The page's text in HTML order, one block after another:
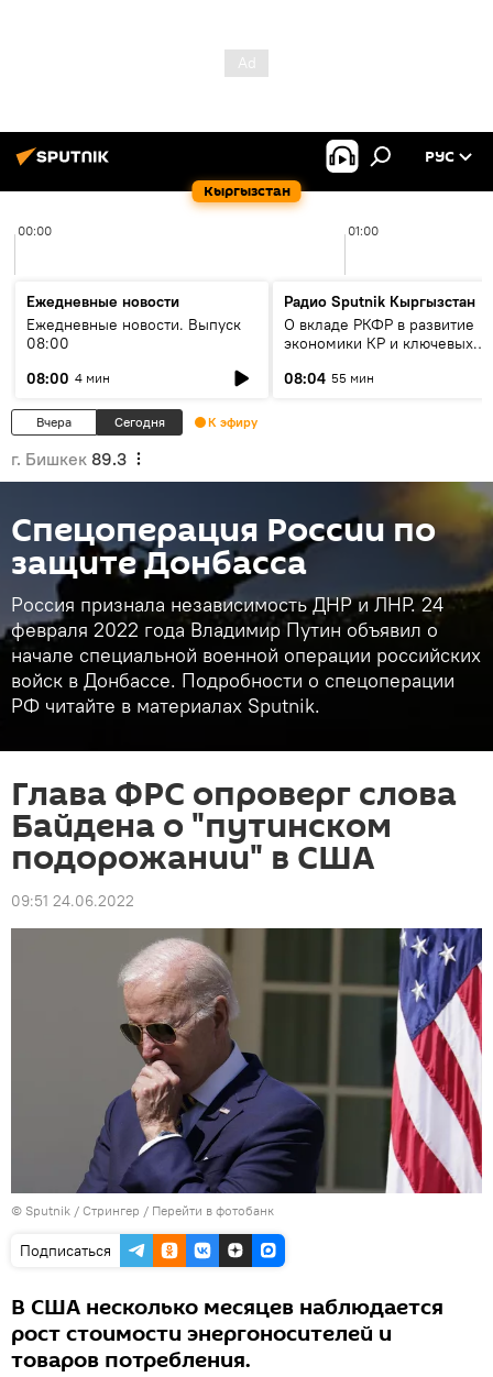
Кыргызстан
РУС
00:00 01:00
Ежедневные новости
Ежедневные новости. Выпуск
08:00
08:00 4 мин
Радио Sputnik Кыргызстан
О вкладе РКФР в развитие
экономики КР и ключевых
08:04 55 мин
Вчера Сегодня К эфиру
г. Бишкек 89.3
Спецоперация России по
защите Донбасса
Россия признала независимость ДНР и ЛНР. 24
февраля 2022 года Владимир Путин объявил о
начале специальной военной операции российских
войск в Донбассе. Подробности о спецоперации
РФ читайте в материалах Sputnik.
Глава ФРС опроверг слова
Байдена о "путинском
подорожании" в США
09:51 24.06.2022
© Sputnik / Стрингер / Перейти в фотобанк
Подписаться
В США несколько месяцев наблюдается
рост стоимости энергоносителей и
товаров потребления.